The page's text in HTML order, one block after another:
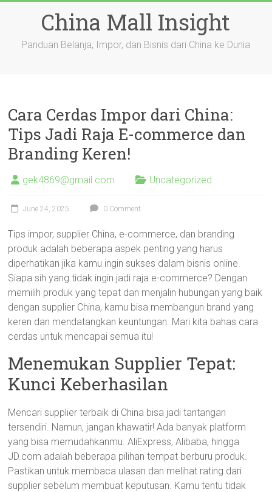
China Mall Insight
Panduan Belanja, Impor, dan Bisnis dari China ke Dunia
Cara Cerdas Impor dari China:
Tips Jadi Raja E-commerce dan
Branding Keren!
gek4869@gmail.com Uncategorized
June 24, 2025 0 Comment
Tips impor, supplier China, e-commerce, dan branding
produk adalah beberapa aspek penting yang harus
diperhatikan jika kamu ingin sukses dalam bisnis online.
Siapa sih yang tidak ingin jadi raja e-commerce? Dengan
memilih produk yang tepat dan menjalin hubungan yang baik
dengan supplier China, kamu bisa membangun brand yang
keren dan mendatangkan keuntungan. Mari kita bahas cara
cerdas untuk mencapai semua itu!
Menemukan Supplier Tepat:
Kunci Keberhasilan
Mencari supplier terbaik di China bisa jadi tantangan
tersendiri. Namun, jangan khawatir! Ada banyak platform
yang bisa memudahkanmu. AliExpress, Alibaba, hingga
JD.com adalah beberapa pilihan tempat berburu produk.
Pastikan untuk membaca ulasan dan melihat rating dari
supplier sebelum membuat keputusan. Kamu tentu tidak